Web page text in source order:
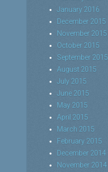
January 2016
December 2015
November 2015
October 2015
September 2015
August 2015
July 2015
June 2015
May 2015
April 2015
March 2015
February 2015
December 2014
November 2014